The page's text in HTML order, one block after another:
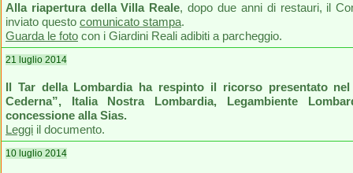
Alla riapertura della Villa Reale, dopo due anni di restauri, il
inviato questo comunicato stampa.
Guarda le foto con i Giardini Reali adibiti a parcheggio.
21 luglio 2014
Il Tar della Lombardia ha respinto il ricorso presentato
Cederna”, Italia Nostra Lombardia, Legambiente
concessione alla Sias.
Leggi il documento.
10 luglio 2014